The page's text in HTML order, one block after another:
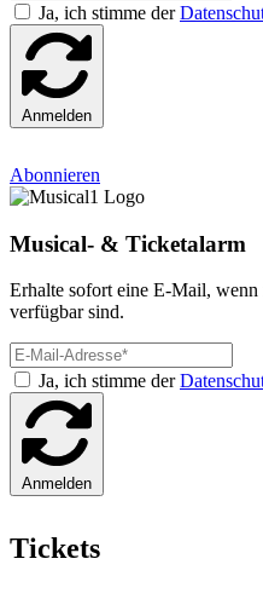
Ja, ich stimme der
Anmelden
Abonnieren
Musical- & Ticketalarm
Erhalte sofort eine E-Mail,
verfügbar sind.
Ja, ich stimme der
Anmelden
Tickets